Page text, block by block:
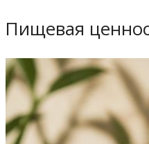
Пищевая